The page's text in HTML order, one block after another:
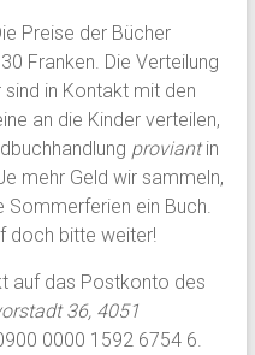
Preise der Bücher
Franken. Die Verteilung
in Kontakt mit den
an die Kinder verteilen,
proviantin
mehr Geld wir sammeln,
Sommerferien ein Buch.
doch bitte weiter!
auf das Postkonto des
36, 4051
0000 1592 6754 6.